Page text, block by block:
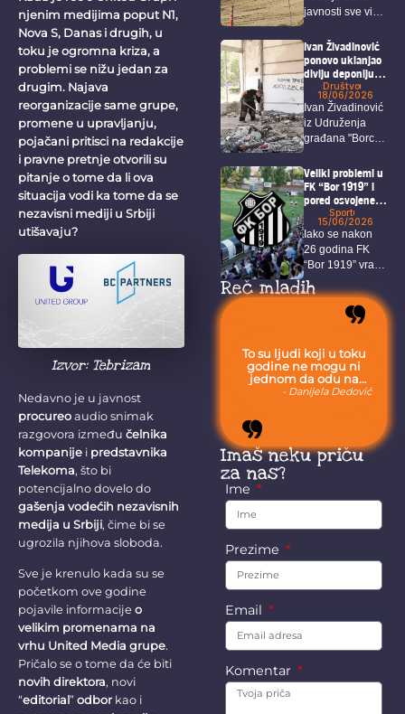
njenim medijima poput N1,
Nova S, Danas i drugih, u
toku je ogromna kriza, a
problemi se nižu jedan za
drugim. Najava
reorganizacije same grupe,
promene u upravljanju,
pojačani pritisci na redakcije
i pravne pretnje otvorili su
pitanje o tome da li ova
situacija vodi ka tome da se
nezavisni mediji u Srbiji
utišavaju?
Izvor: Tebrizam
Nedavno je u javnost
procureo audio snimak
razgovora između čelnika
kompanije i predstavnika
Telekoma, što bi
potencijalno dovelo do
gašenja vodećih nezavisnih
medija u Srbiji, čime bi se
ugrozila njihova sloboda.
Sve je krenulo kada su se
početkom ove godine
pojavile informacije o
velikim promenama na
vrhu United Media grupe.
Pričalo se o tome da će biti
novih direktora, novi
“editorial ” odbor kao i
kompleksa u
javnosti sve više
istražni radovi...
Ivan Živadinović
ponovo uklanjao
divlju deponiju
koja ugrožava i
zdravlje i
bezbednost
građana Bora
Društvo
18/06/2026
Ivan Živadinović
iz Udruženja
građana "Borci
je...
Veliki problemi u
FK “Bor 1919” i
pored osvojene
titule i ulaska u
veći rang
Sport
15/06/2026
Iako se nakon
26 godina FK
“Bor 1919” vratio
u...
Reč mladih
To su ljudi koji u toku
godine ne mogu ni
jednom da odu na
more, jer moraju da
- Danijela Dedović
Imaš neku priču
za nas?
Ime
Prezime
Email
Komentar